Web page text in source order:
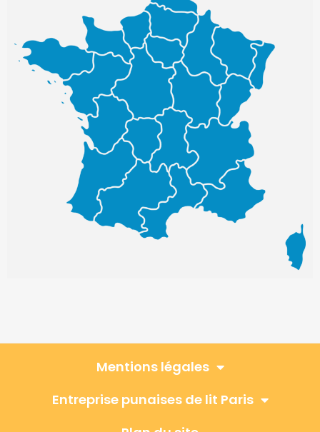
Mentions légales
Entreprise punaises de lit Paris